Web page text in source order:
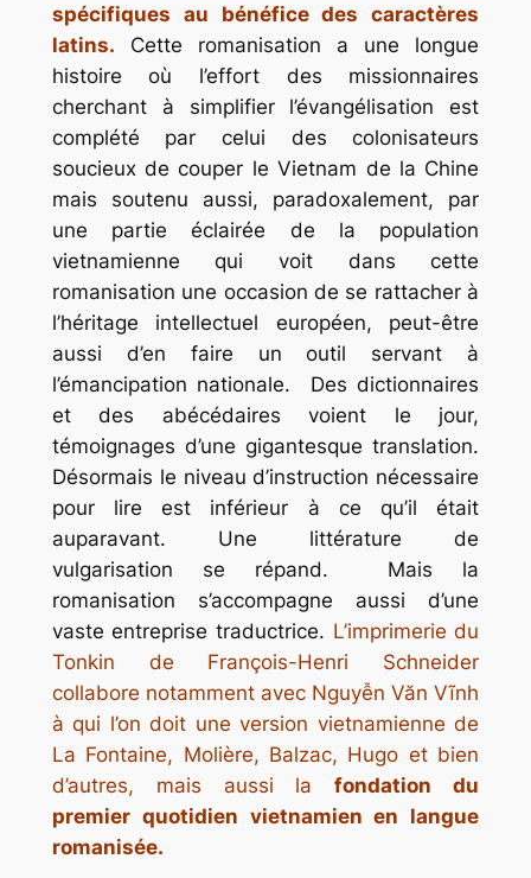
spécifiques au bénéfice des caractères
latins. Cette romanisation a une longue
histoire où l’effort des missionnaires
cherchant à simplifier l’évangélisation est
complété par celui des colonisateurs
soucieux de couper le Vietnam de la Chine
mais soutenu aussi, paradoxalement, par
une partie éclairée de la population
vietnamienne qui voit dans cette
romanisation une occasion de se rattacher à
l’héritage intellectuel européen, peut-être
aussi d’en faire un outil servant à
l’émancipation nationale. Des dictionnaires
et des abécédaires voient le jour,
témoignages d’une gigantesque translation.
Désormais le niveau d’instruction nécessaire
pour lire est inférieur à ce qu’il était
auparavant. Une littérature de
vulgarisation se répand. Mais la
romanisation s’accompagne aussi d’une
vaste entreprise traductrice. L’imprimerie du
Tonkin de François-Henri Schneider
collabore notamment avec Nguyễn Văn Vĩnh
à qui l’on doit une version vietnamienne de
La Fontaine, Molière, Balzac, Hugo et bien
d’autres, mais aussi lafondation du
premier quotidien vietnamien en langue
romanisée.